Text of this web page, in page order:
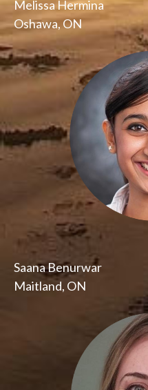
Melissa Hermina
Oshawa, ON
Saana Benurwar
Maitland, ON